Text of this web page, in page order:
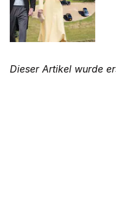
Dieser Artikel wurde